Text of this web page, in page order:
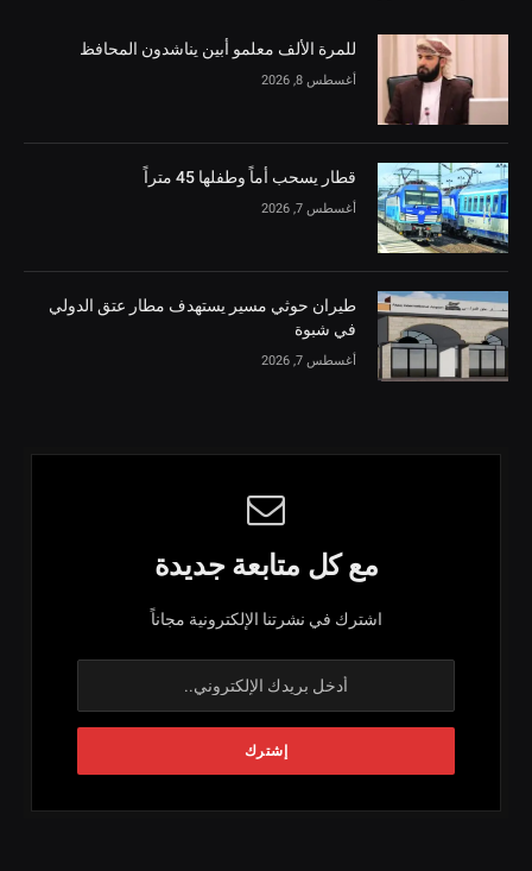
للمرة الألف معلمو أبين يناشدون المحافظ
أغسطس 8, 2026
قطار يسحب أماً وطفلها 45 متراً
أغسطس 7, 2026
طيران حوثي مسير يستهدف مطار عتق الدولي
في شبوة
أغسطس 7, 2026
مع كل متابعة جديدة
اشترك في نشرتنا الإلكترونية مجاناً